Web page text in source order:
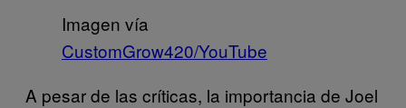
Imagen vía
CustomGrow420/YouTube
A pesar de las críticas, la importancia de Joel